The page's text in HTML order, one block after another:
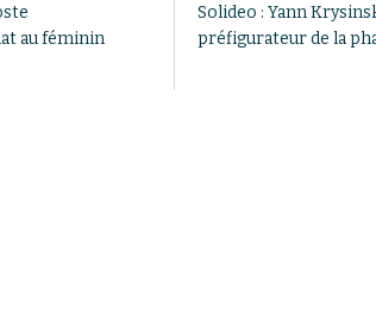
au féminin
Solideo : Yann
préfigurateur de la